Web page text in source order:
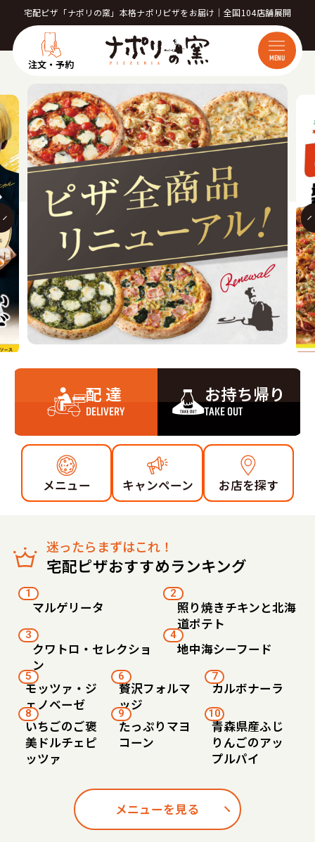
宅配ピザ「ナポリの窯」本格ナポリピザをお届け｜全国104店舗展開
注文・予約 MENU
配 達
DELIVERY
お持ち帰り
TAKE OUT
メニュー キャンペーン お店を探す
迷ったらまずはこれ！
宅配ピザおすすめランキング
1
マルゲリータ
2
照り焼きチキンと北海
道ポテト
3
クワトロ・セレクショ
ン
4
地中海シーフード
5
モッツァ・ジ
ェノベーゼ
6
贅沢フォルマ
ッジ
7
カルボナーラ
8
いちごのご褒
美ドルチェピ
ッツァ
9
たっぷりマヨ
コーン
10
青森県産ふじ
りんごのアッ
プルパイ
メニューを見る